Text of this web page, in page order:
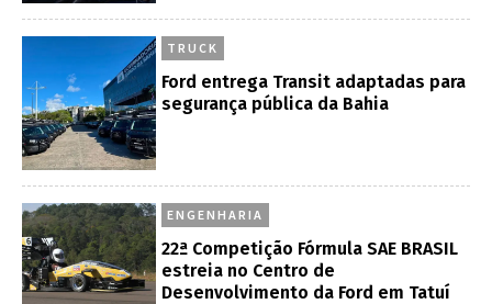
TRUCK
Ford entrega Transit adaptadas para
segurança pública da Bahia
ENGENHARIA
22ª Competição Fórmula SAE BRASIL
estreia no Centro de
Desenvolvimento da Ford em Tatuí